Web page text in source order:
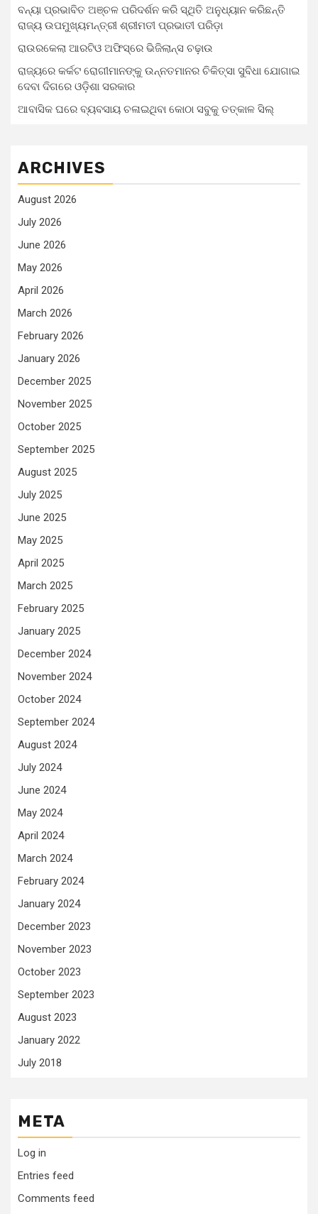
ବନ୍ୟା ପ୍ରଭାବିତ ଅଞ୍ଚଳ ପରିଦର୍ଶନ କରି ସ୍ଥିତି ଅନୁଧ୍ୟାନ କରିଛନ୍ତି
ରାଜ୍ୟ ଉପମୁଖ୍ୟମନ୍ତ୍ରୀ ଶ୍ରୀମତୀ ପ୍ରଭାତୀ ପରିଡ଼ା
ରାଉରକେଲା ଆରଟିଓ ଅଫିସ୍‌ରେ ଭିଜିଲାନ୍ସ ଚଢ଼ାଉ
ରାଜ୍ୟରେ କର୍କଟ ରୋଗୀମାନଙ୍କୁ ଉନ୍ନତମାନର ଚିକିତ୍ସା ସୁବିଧା ଯୋଗାଇ
ଦେବା ଦିଗରେ ଓଡ଼ିଶା ସରକାର
ଆବାସିକ ଘରେ ବ୍ୟବସାୟ ଚଳାଇଥିବା କୋଠା ସବୁକୁ ତତ୍କାଳ ସିଲ୍‌
ARCHIVES
August 2026
July 2026
June 2026
May 2026
April 2026
March 2026
February 2026
January 2026
December 2025
November 2025
October 2025
September 2025
August 2025
July 2025
June 2025
May 2025
April 2025
March 2025
February 2025
January 2025
December 2024
November 2024
October 2024
September 2024
August 2024
July 2024
June 2024
May 2024
April 2024
March 2024
February 2024
January 2024
December 2023
November 2023
October 2023
September 2023
August 2023
January 2022
July 2018
META
Log in
Entries feed
Comments feed